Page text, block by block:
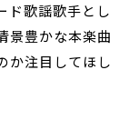
ド歌謡歌手とし
景豊かな本楽曲
か注目してほし